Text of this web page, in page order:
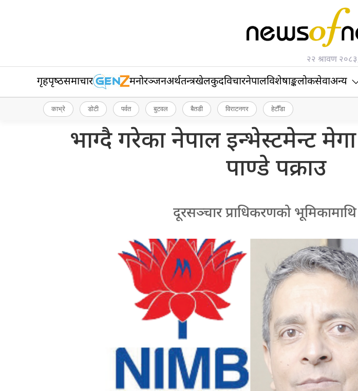
२२ श्रावण
गृहपृष्‍ठसमाचार मनोरञ्जनअर्थतन्त्रखेलकुदविचारनेपालविशेषाङ्कलोकसेवाअन्य
काभ्रे डोटी पर्वत बुटवल बैतडी विराटनगर हेटौँडा
भाग्दै गरेका नेपाल इन्भेस्टमेन्ट
पाण्डे पक्राउ
दूरसञ्चार प्राधिकरणको भूमिकामाथि